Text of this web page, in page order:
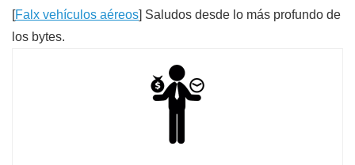
[Falx vehículos aéreos] Saludos desde lo más profundo de
los bytes.